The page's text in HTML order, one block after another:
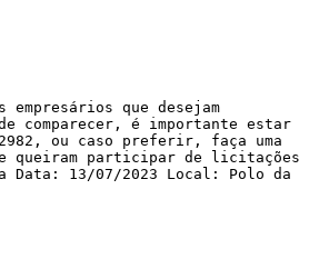
que desejam
comparecer, é importante estar
ou caso preferir, faça uma
queiram participar de licitações
13/07/2023 Local: Polo da